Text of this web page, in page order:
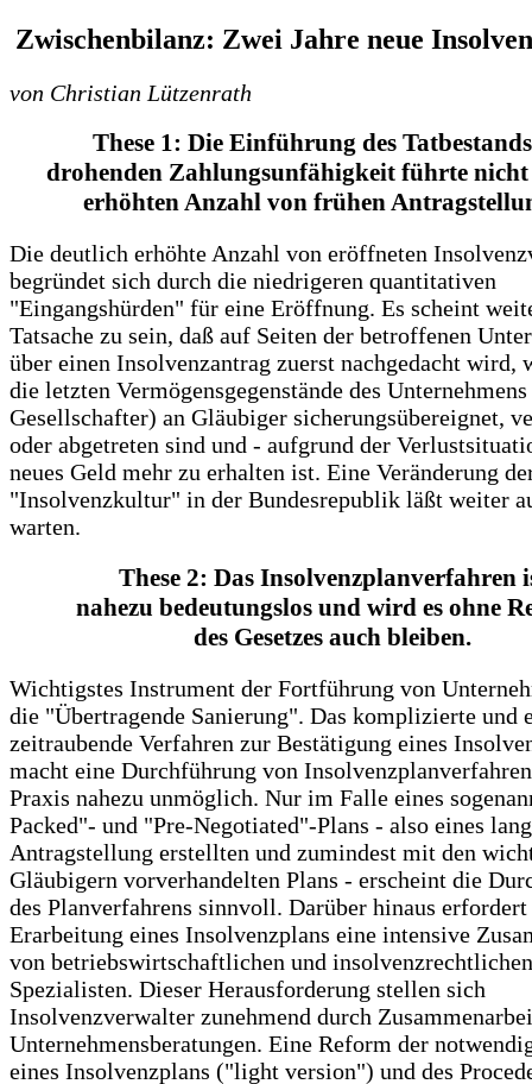
Zwischenbilanz: Zwei Jahre neue
von Christian Lützenrath
These 1: Die Einführung des
drohenden Zahlungsunfähigkeit führte nicht
erhöhten Anzahl von frühen
Die deutlich erhöhte Anzahl von eröffneten
begründet sich durch die niedrigeren quantitativen
"Eingangshürden" für eine Eröffnung. Es scheint
Tatsache zu sein, daß auf Seiten der betroffenen
über einen Insolvenzantrag zuerst nachgedacht wird,
die letzten Vermögensgegenstände des
Gesellschafter) an Gläubiger sicherungsübereignet,
oder abgetreten sind und - aufgrund der
neues Geld mehr zu erhalten ist. Eine Veränderung
"Insolvenzkultur" in der Bundesrepublik läßt weiter
warten.
These 2: Das Insolvenzplanverfahren
nahezu bedeutungslos und wird es ohne
des Gesetzes auch bleiben.
Wichtigstes Instrument der Fortführung von
die "Übertragende Sanierung". Das komplizierte und
zeitraubende Verfahren zur Bestätigung eines
macht eine Durchführung von
Praxis nahezu unmöglich. Nur im Falle eines
Packed"- und "Pre-Negotiated"-Plans - also eines
Antragstellung erstellten und zumindest mit den
Gläubigern vorverhandelten Plans - erscheint die
des Planverfahrens sinnvoll. Darüber hinaus
Erarbeitung eines Insolvenzplans eine intensive
von betriebswirtschaftlichen und insolvenzrechtlichen
Spezialisten. Dieser Herausforderung stellen sich
Insolvenzverwalter zunehmend durch
Unternehmensberatungen. Eine Reform der
eines Insolvenzplans ("light version") und des